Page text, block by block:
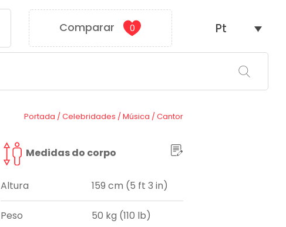
Comparar 0 Pt
Portada /Celebridades /Música /Cantor
Medidas do corpo
Altura 159 cm (5 ft 3 in)
Peso 50 kg (110 lb)